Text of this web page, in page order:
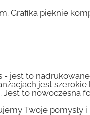
Grafika pięknie
- jest to
jest
to nowoczesna
Twoje pomysły